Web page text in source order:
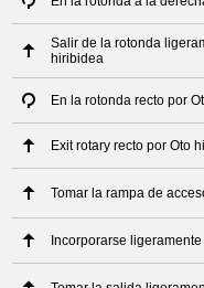
Salir de la rotonda
hiribidea
En la rotonda recto por
Exit rotary recto por Oto
Tomar la rampa de
Incorporarse